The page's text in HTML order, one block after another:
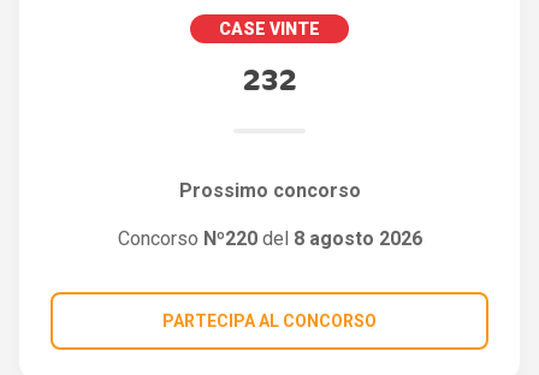
CASE VINTE
232
Prossimo concorso
Concorso Nº220del 8 agosto 2026
PARTECIPA AL CONCORSO